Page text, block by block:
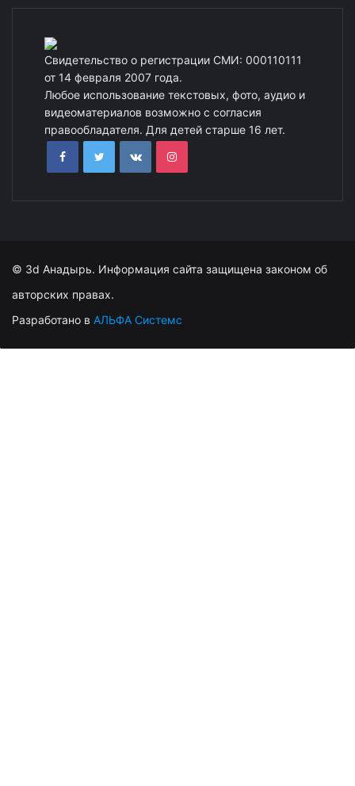
Свидетельство о регистрации СМИ: 000110111
от 14 февраля 2007 года.
Любое использование текстовых, фото, аудио и
видеоматериалов возможно с согласия
правообладателя. Для детей старше 16 лет.
© 3d Анадырь. Информация сайта защищена законом об
авторских правах.
Разработано в АЛЬФА Системс